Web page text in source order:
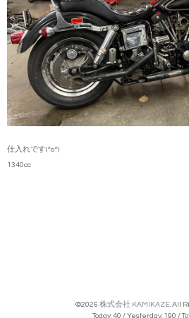
仕入れです(^o^)
1340cc
©2026 株式会社 KAMIKAZE . All
Today:40 / Yesterday: 190 /